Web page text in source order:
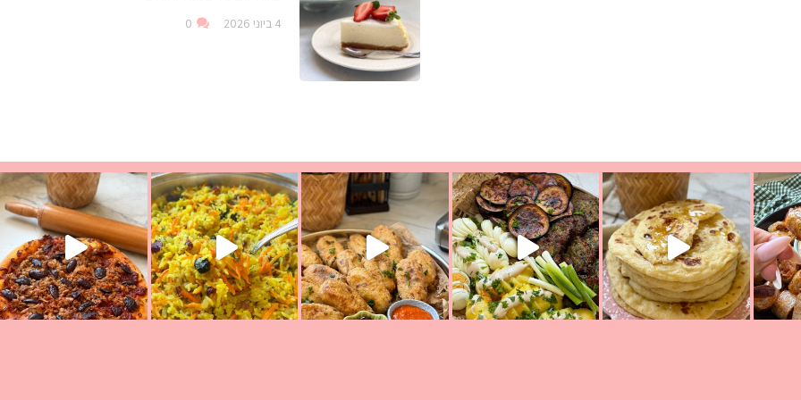
4 ביוני 2026 0
מעול
לאכול משהו אז מה בשבילכם? בפ
פסטל טוניסאי לתשעת הימים, חשבתי מה לחדש לכם ונראה
אורז יצירתי לתשעת הימים ולכבוד שבת קודשלמתכון
פיצה של תשעת הימים ולמה היא נקראת ככה? ההסבר בסרטו